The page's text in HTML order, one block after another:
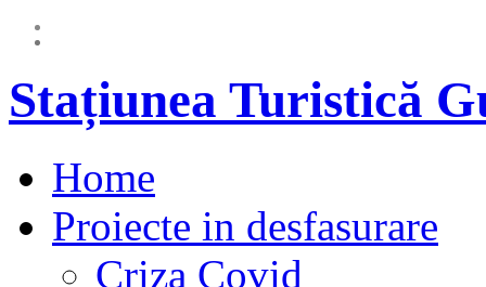
Stațiunea Turistică
Home
Proiecte in desfasurare
Criza Covid